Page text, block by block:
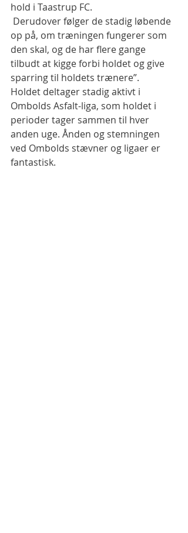
hold i Taastrup FC.
op på, om træningen fungerer som
den skal, og de har flere gange
tilbudt at kigge forbi holdet og give
sparring til holdets trænere”.
Holdet deltager stadig aktivt i
Ombolds Asfalt-liga, som holdet i
perioder tager sammen til hver
anden uge. Ånden og stemningen
ved Ombolds stævner og ligaer er
fantastisk.